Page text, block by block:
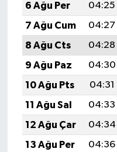
6 Ağu Per
04:25
7 Ağu Cum
04:27
8 Ağu Cts
04:28
9 Ağu Paz
04:30
10 Ağu Pts
04:31
11 Ağu Sal
04:33
12 Ağu Çar
04:34
13 Ağu Per
04:36